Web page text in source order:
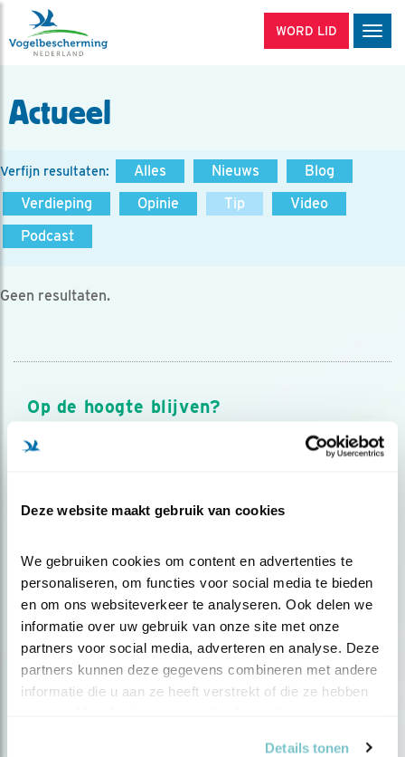
Deze website maakt gebruik van cookies
We gebruiken cookies om content en advertenties te
personaliseren, om functies voor social media te bieden
en om ons websiteverkeer te analyseren. Ook delen we
informatie over uw gebruik van onze site met onze
partners voor social media, adverteren en analyse. Deze
partners kunnen deze gegevens combineren met andere
informatie die u aan ze heeft verstrekt of die ze hebben
Details tonen
WORD LID
Actueel
Verfijn resultaten: Alles Nieuws
Blog
Verdieping
Opinie Tip
Video
Podcast
Geen resultaten.
Op de hoogte blijven?
Meld je aan en ontvang nieuws, inspiratie, acties en tips
over vogels en activiteiten van Vogelbescherming.